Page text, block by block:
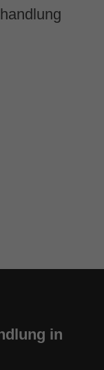
in